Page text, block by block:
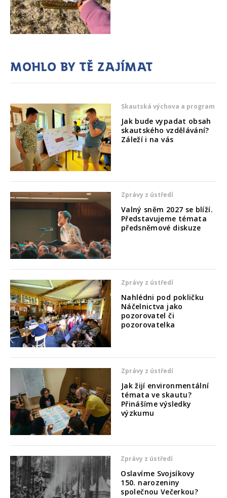
Mohlo by tě zajímat
Skautská výchova a program
Jak bude vypadat obsah
skautského vzdělávání?
Záleží i na vás
Zprávy z ústředí
Valný sněm 2027 se blíží.
Představujeme témata
předsněmové diskuze
Zprávy z ústředí
Nahlédni pod pokličku
Náčelnictva jako
pozorovatel či
pozorovatelka
Zprávy z ústředí
Jak žijí environmentální
témata ve skautu?
Přinášíme výsledky
výzkumu
Zprávy z ústředí
Oslavíme Svojsíkovy
150. narozeniny
společnou Večerkou?